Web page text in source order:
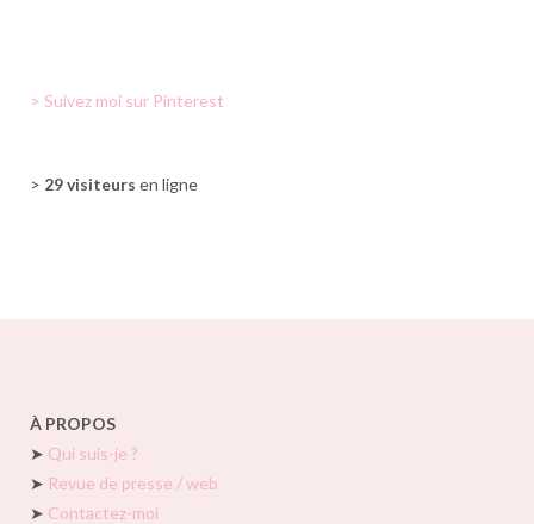
> Suivez moi sur Pinterest
> 29 visiteurs en ligne
À PROPOS
➤ Qui suis-je ?
➤ Revue de presse / web
➤ Contactez-moi